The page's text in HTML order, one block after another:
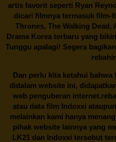
artis favorit seperti Ryan
dicari filmnya termasuk film-
Thrones, The Walking Dead,
Drama Korea terbaru yang
Tunggu apalagi! Segera
Dan perlu kita ketahui bahwa
didalam website ini,
web penguberan internet.
atau data film Indoxxi
melainkan kami hanya
pihak website lainnya yang
LK21 dan Indoxxi tersebut